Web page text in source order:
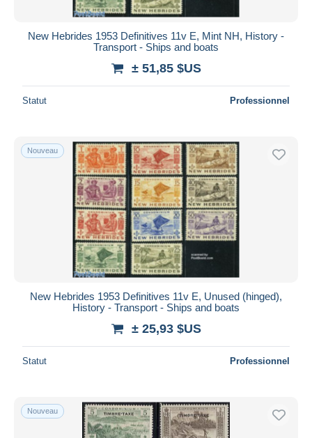
New Hebrides 1953 Definitives 11v E, Mint NH, History -
Transport - Ships and boats
± 51,85 $US
Statut Professionnel
Nouveau
New Hebrides 1953 Definitives 11v E, Unused (hinged),
History - Transport - Ships and boats
± 25,93 $US
Statut Professionnel
Nouveau